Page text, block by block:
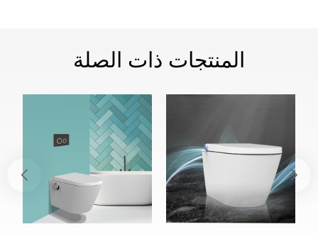
المنتجات ذات الصلة